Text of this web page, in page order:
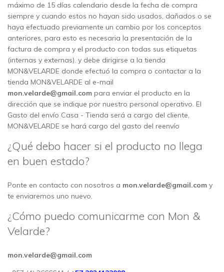
máximo de 15 días calendario desde la fecha de compra
siempre y cuando estos no hayan sido usados, dañados o se
haya efectuado previamente un cambio por los conceptos
anteriores, para esto es necesaria la presentación de la
factura de compra y el producto con todas sus etiquetas
(internas y externas). y debe dirigirse a la tienda
MON&VELARDE donde efectuó la compra o contactar a la
tienda MON&VELARDE al e-mail
mon.velarde@gmail.com para enviar el producto en la
dirección que se indique por nuestro personal operativo. El
Gasto del envío Casa - Tienda será a cargo del cliente,
MON&VELARDE se hará cargo del gasto del reenvío
¿Qué debo hacer si el producto no llega
en buen estado?
Ponte en contacto con nosotros a mon.velarde@gmail.com y
te enviaremos uno nuevo.
¿Cómo puedo comunicarme con Mon &
Velarde?
mon.velarde@gmail.com